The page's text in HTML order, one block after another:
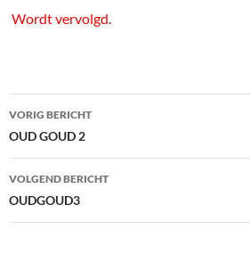
Wordt vervolgd.
Bericht
navigatie
VORIG BERICHT
OUD GOUD 2
VOLGEND BERICHT
OUDGOUD3